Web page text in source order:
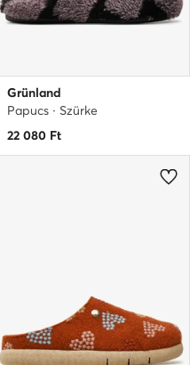
Grünland
Papucs · Szürke
22 080 Ft